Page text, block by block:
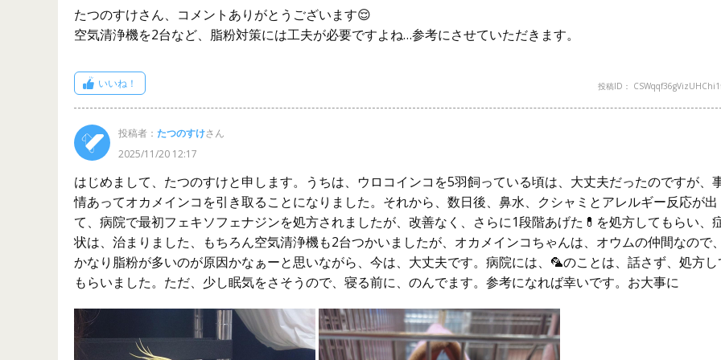
たつのすけさん、コメントありがとうございます😌
空気清浄機を2台など、脂粉対策には工夫が必要ですよね…参考にさせていただきます。
いいね！ 投稿ID：
投稿者： たつのすけさん
2025/11/20 12:17
はじめまして、たつのすけと申します。うちは、ウロコインコを5羽飼っている頃は、大丈夫だったのですが、
情あってオカメインコを引き取ることになりました。それから、数日後、鼻水、クシャミとアレルギー反応が出
て、病院で最初フェキソフェナジンを処方されましたが、改善なく、さらに1段階あげた💊を処方してもらい、
状は、治まりました、もちろん空気清浄機も2台つかいましたが、オカメインコちゃんは、オウムの仲間なので、
かなり脂粉が多いのが原因かなぁーと思いながら、今は、大丈夫です。病院には、🦜のことは、話さず、処方し
もらいました。ただ、少し眠気をさそうので、寝る前に、のんでます。参考になれば幸いです。お大事に